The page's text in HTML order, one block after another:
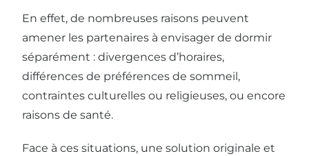
En effet, de nombreuses raisons peuvent
amener les partenaires à envisager de dormir
séparément : divergences d’horaires,
différences de préférences de sommeil,
contraintes culturelles ou religieuses, ou encore
raisons de santé.
Face à ces situations, une solution originale et